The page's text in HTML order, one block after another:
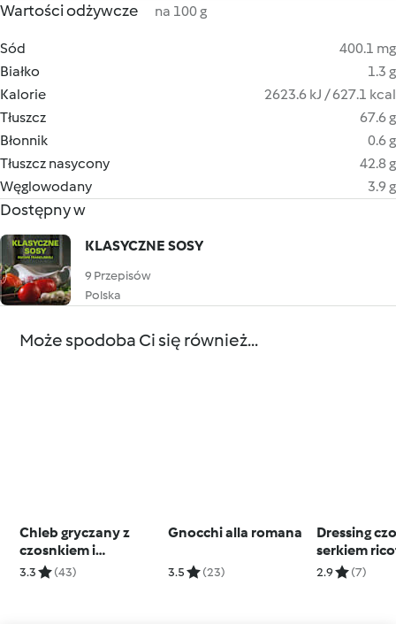
Wartości odżywcze na 100 g
Sód
400.1 mg
Białko
1.3 g
Kalorie
2623.6 kJ / 627.1 kcal
Tłuszcz
67.6 g
Błonnik
0.6 g
Tłuszcz nasycony
42.8 g
Węglowodany
3.9 g
Dostępny w
KLASYCZNE SOSY
9 Przepisów
Polska
Może spodoba Ci się również...
Chleb gryczany z
czosnkiem i
chrzanem
3.3 (43)
Gnocchi alla romana
3.5 (23)
Dressing
serkiem
2.9 (7)